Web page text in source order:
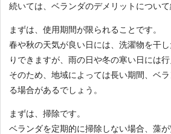
続いては、ベランダのデメリットについて
まずは、使用期間が限られることです。
春や秋の天気が良い日には、洗濯物を干
りできますが、雨の日や冬の寒い日には行
そのため、地域によっては長い期間、ベ
る場合があるでしょう。
まずは、掃除です。
ベランダを定期的に掃除しない場合、藻